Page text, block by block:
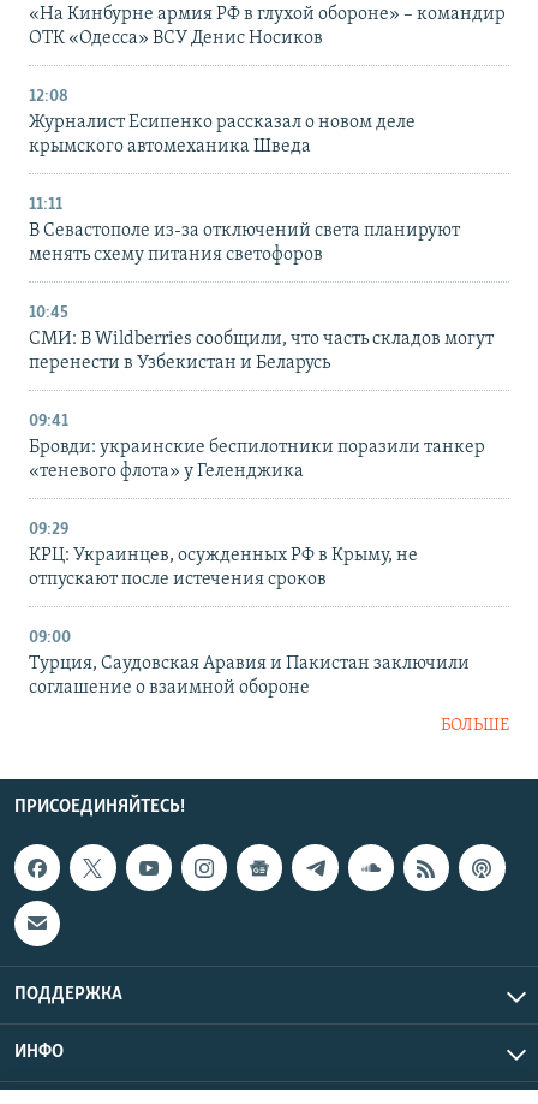
«На Кинбурне армия РФ в глухой обороне» – командир
ОТК «Одесса» ВСУ Денис Носиков
12:08
Журналист Есипенко рассказал о новом деле
крымского автомеханика Шведа
11:11
В Севастополе из-за отключений света планируют
менять схему питания светофоров
10:45
СМИ: В Wildberries сообщили, что часть складов могут
перенести в Узбекистан и Беларусь
09:41
Бровди: украинские беспилотники поразили танкер
«теневого флота» у Геленджика
09:29
КРЦ: Украинцев, осужденных РФ в Крыму, не
отпускают после истечения сроков
09:00
Турция, Саудовская Аравия и Пакистан заключили
соглашение о взаимной обороне
БОЛЬШЕ
ПРИСОЕДИНЯЙТЕСЬ!
ПОДДЕРЖКА
ИНФО